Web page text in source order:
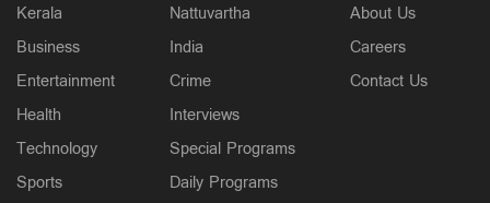
Kerala
Business
Entertainment
Health
Technology
Sports
Nattuvartha
India
Crime
Interviews
Special Programs
Daily Programs
About Us
Careers
Contact Us